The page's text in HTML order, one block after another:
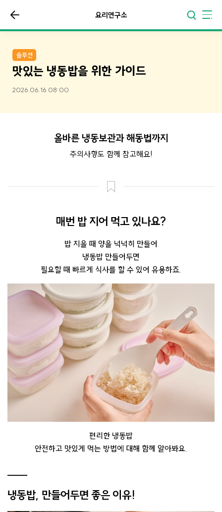
요리연구소
솔루션
맛있는 냉동밥을 위한 가이드
2026.06.16 08:00
올바른 냉동보관과 해동법까지
주의사항도 함께 참고해요!
매번 밥 지어 먹고 있나요?
밥 지을 때 양을 넉넉히 만들어
냉동밥 만들어두면
필요할 때 빠르게 식사를 할 수 있어 유용하죠.
편리한 냉동밥
안전하고 맛있게 먹는 방법에 대해 함께 알아봐요.
냉동밥, 만들어두면 좋은 이유!